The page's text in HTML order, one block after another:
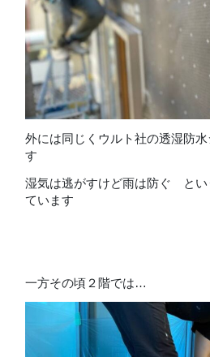
外には同じくウルト社の透湿防
す
湿気は逃がすけど雨は防ぐ とい
ています
一方その頃２階では…